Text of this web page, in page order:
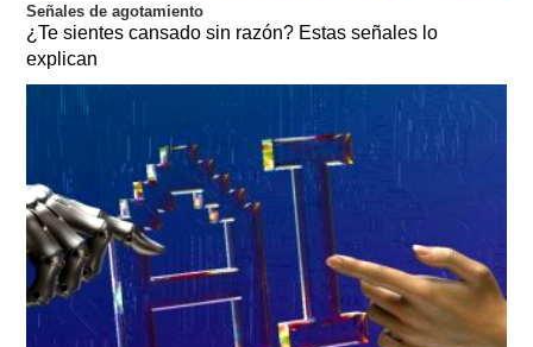
Señales de agotamiento
¿Te sientes cansado sin razón? Estas señales lo
explican